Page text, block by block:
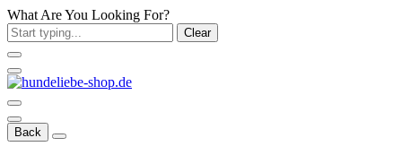
What Are You Looking For?
Clear
Back